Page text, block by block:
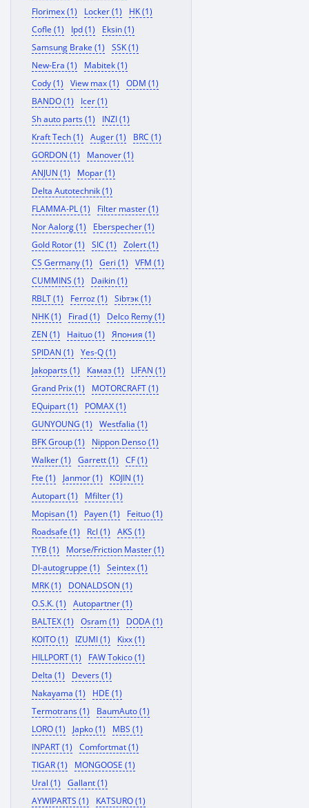
Florimex (1)
Locker (1)
HK (1)
Cofle (1)
Ipd (1)
Eksin (1)
Samsung Brake (1)
SSK (1)
New-Era (1)
Mabitek (1)
Cody (1)
View max (1)
ODM (1)
BANDO (1)
Icer (1)
Sh auto parts (1)
INZI (1)
Kraft Tech (1)
Auger (1)
BRC (1)
GORDON (1)
Manover (1)
ANJUN (1)
Mopar (1)
Delta Autotechnik (1)
FLAMMA-PL (1)
Filter master (1)
Nor Aalorg (1)
Eberspecher (1)
Gold Rotor (1)
SIC (1)
Zolert (1)
CS Germany (1)
Geri (1)
VFM (1)
CUMMINS (1)
Daikin (1)
RBLT (1)
Ferroz (1)
Sibтэк (1)
NHK (1)
Firad (1)
Delco Remy (1)
ZEN (1)
Haituo (1)
Япония (1)
SPIDAN (1)
Yes-Q (1)
Jakoparts (1)
Камаз (1)
LIFAN (1)
Grand Prix (1)
MOTORCRAFT (1)
EQuipart (1)
POMAX (1)
GUNYOUNG (1)
Westfalia (1)
BFK Group (1)
Nippon Denso (1)
Walker (1)
Garrett (1)
CF (1)
Fte (1)
Janmor (1)
KOJIN (1)
Autopart (1)
Mfilter (1)
Mopisan (1)
Payen (1)
Feituo (1)
Roadsafe (1)
Rcl (1)
AKS (1)
TYB (1)
Morse/Friction Master (1)
Dl-autogruppe (1)
Seintex (1)
MRK (1)
DONALDSON (1)
O.S.K. (1)
Autopartner (1)
BALTEX (1)
Osram (1)
DODA (1)
KOITO (1)
IZUMI (1)
Kixx (1)
HILLPORT (1)
FAW Tokico (1)
Delta (1)
Devers (1)
Nakayama (1)
HDE (1)
Termotrans (1)
BaumAuto (1)
LORO (1)
Japko (1)
MBS (1)
INPART (1)
Comfortmat (1)
TIGAR (1)
MONGOOSE (1)
Ural (1)
Gallant (1)
AYWIPARTS (1)
KATSURO (1)